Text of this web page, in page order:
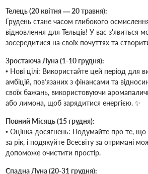
Телець (20 квітня — 20 травня):
Грудень стане часом глибокого
відновлення для Тельців! У вас з'явиться
зосередитися на своїх почуттях та
Зростаюча Луна (1-10 грудня):
• Нові цілі: Використайте цей період для
амбіцій, пов’язаних з фінансами та
своїх бажань, використовуючи
або лимона, щоб зарядитися енергією. ✨
Повний Місяць (15 грудня):
• Оцінка досягнень: Подумайте про те,
за рік, і подякуйте Всесвіту за отримані
допоможе очистити простір.
Спадна Луна (20-31 грудня):